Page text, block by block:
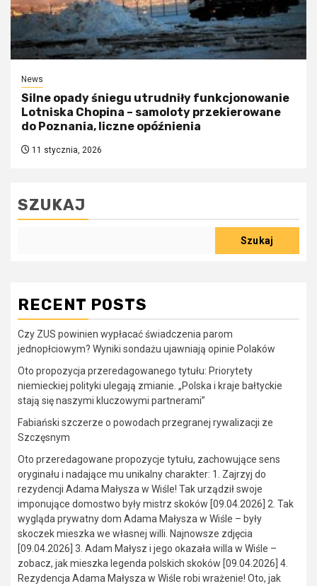
News
Silne opady śniegu utrudniły funkcjonowanie
Lotniska Chopina – samoloty przekierowane
do Poznania, liczne opóźnienia
11 stycznia, 2026
SZUKAJ
Szukaj
RECENT POSTS
Czy ZUS powinien wypłacać świadczenia parom
jednopłciowym? Wyniki sondażu ujawniają opinie Polaków
Oto propozycja przeredagowanego tytułu: Priorytety
niemieckiej polityki ulegają zmianie. „Polska i kraje bałtyckie
stają się naszymi kluczowymi partnerami”
Fabiański szczerze o powodach przegranej rywalizacji ze
Szczęsnym
Oto przeredagowane propozycje tytułu, zachowujące sens
oryginału i nadające mu unikalny charakter: 1. Zajrzyj do
rezydencji Adama Małysza w Wiśle! Tak urządził swoje
imponujące domostwo były mistrz skoków [09.04.2026] 2. Tak
wygląda prywatny dom Adama Małysza w Wiśle – były
skoczek mieszka we własnej willi. Najnowsze zdjęcia
[09.04.2026] 3. Adam Małysz i jego okazała willa w Wiśle –
zobacz, jak mieszka legenda polskich skoków [09.04.2026] 4.
Rezydencja Adama Małysza w Wiśle robi wrażenie! Oto, jak